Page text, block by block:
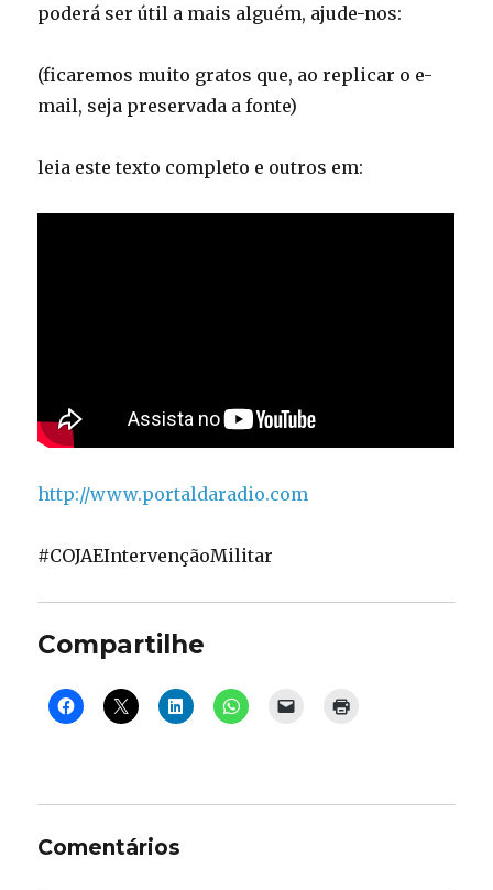
poderá ser útil a mais alguém, ajude-nos:
(ficaremos muito gratos que, ao replicar o e-
mail, seja preservada a fonte)
leia este texto completo e outros em:
http://www.portaldaradio.com
#COJAEIntervençãoMilitar
Compartilhe
Comentários